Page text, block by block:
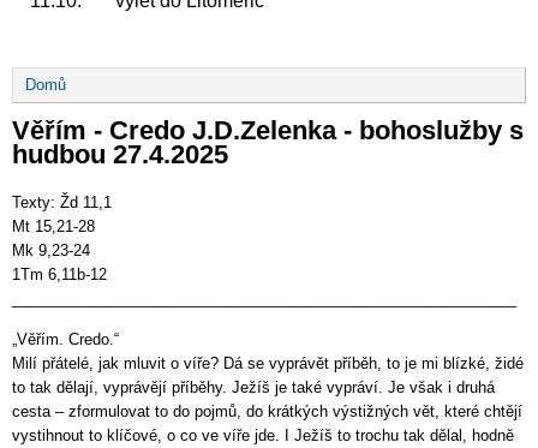
Drobečková
navigace
Domů
Věřím - Credo J.D.Zelenka - bohoslužby s
hudbou 27.4.2025
Texty: Žd 11,1
Mt 15,21-28
Mk 9,23-24
1Tm 6,11b-12
„Věřím. Credo.“
Milí přátelé, jak mluvit o víře? Dá se vyprávět příběh, to je mi blízké, židé
to tak dělají, vyprávějí příběhy. Ježíš je také vypráví. Je však i druhá
cesta – zformulovat to do pojmů, do krátkých výstižných vět, které chtějí
vystihnout to klíčové, o co ve víře jde. I Ježíš to trochu tak dělal, hodně